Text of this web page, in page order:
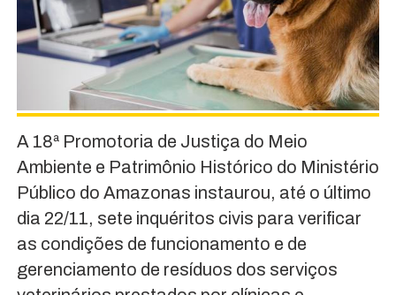
A 18ª Promotoria de Justiça do Meio
Ambiente e Patrimônio Histórico do Ministério
Público do Amazonas instaurou, até o último
dia 22/11, sete inquéritos civis para verificar
as condições de funcionamento e de
gerenciamento de resíduos dos serviços